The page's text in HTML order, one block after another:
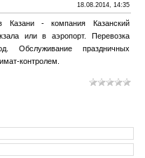
18.08.2014, 14:35
Казани - компания Казанский
или в аэропорт. Перевозка
Обслуживание праздничных
контролем.